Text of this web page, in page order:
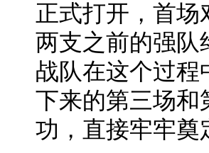
正式打开，首
两支之前的强队
战队在这个过程
下来的第三场和
功，直接牢牢奠